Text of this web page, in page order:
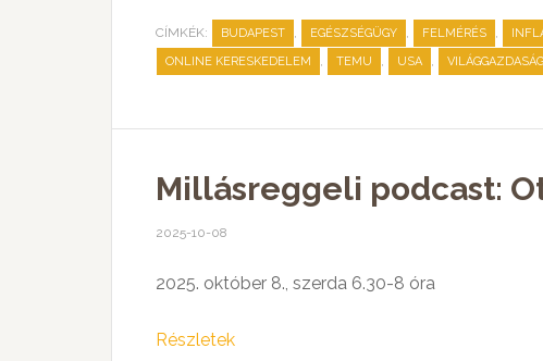
CÍMKÉK: BUDAPEST , EGÉSZSÉGÜGY , FELMÉRÉS ,
ONLINE KERESKEDELEM , TEMU , USA , VILÁGGAZDASÁG
Millásreggeli podcast:
2025-10-08
2025. október 8., szerda 6.30-8 óra
Részletek